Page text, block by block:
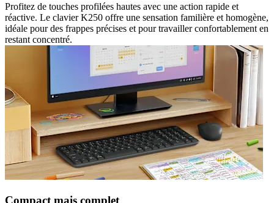
Profitez de touches profilées hautes avec une action rapide et
réactive. Le clavier K250 offre une sensation familière et homogène,
idéale pour des frappes précises et pour travailler confortablement en
restant concentré.
Compact mais complet